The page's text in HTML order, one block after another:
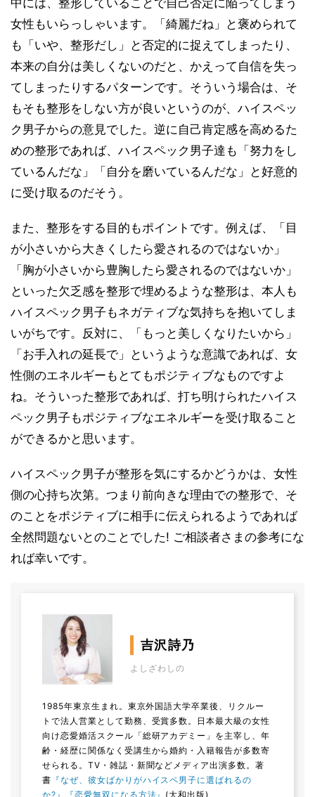
中には、整形していることで自己否定に陥ってしまう
女性もいらっしゃいます。「綺麗だね」と褒められて
も「いや、整形だし」と否定的に捉えてしまったり、
本来の自分は美しくないのだと、かえって自信を失っ
てしまったりするパターンです。そういう場合は、そ
もそも整形をしない方が良いというのが、ハイスペッ
ク男子からの意見でした。逆に自己肯定感を高めるた
めの整形であれば、ハイスペック男子達も「努力をし
ているんだな」「自分を磨いているんだな」と好意的
に受け取るのだそう。
また、整形をする目的もポイントです。例えば、「目
が小さいから大きくしたら愛されるのではないか」
「胸が小さいから豊胸したら愛されるのではないか」
といった欠乏感を整形で埋めるような整形は、本人も
ハイスペック男子もネガティブな気持ちを抱いてしま
いがちです。反対に、「もっと美しくなりたいから」
「お手入れの延長で」というような意識であれば、女
性側のエネルギーもとてもポジティブなものですよ
ね。そういった整形であれば、打ち明けられたハイス
ペック男子もポジティブなエネルギーを受け取ること
ができるかと思います。
ハイスペック男子が整形を気にするかどうかは、女性
側の心持ち次第。つまり前向きな理由での整形で、そ
のことをポジティブに相手に伝えられるようであれば
全然問題ないとのことでした! ご相談者さまの参考にな
れば幸いです。
吉沢詩乃
よしざわしの
1985年東京生まれ。東京外国語大学卒業後、リクルー
トで法人営業として勤務、受賞多数。日本最大級の女性
向け恋愛婚活スクール「総研アカデミー」を主宰し、年
齢・経歴に関係なく受講生から婚約・入籍報告が多数寄
せられる。TV・雑誌・新聞などメディア出演多数。著
書 『なぜ、彼女ばかりがハイスペ男子に選ばれるの
か?』
『恋愛無双になる方法』 (大和出版)